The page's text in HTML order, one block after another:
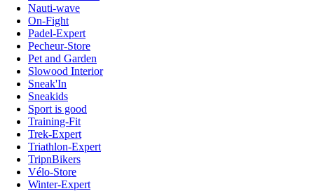
Nauti-wave
On-Fight
Padel-Expert
Pecheur-Store
Pet and Garden
Slowood Interior
Sneak'In
Sneakids
Sport is good
Training-Fit
Trek-Expert
Triathlon-Expert
TripnBikers
Vélo-Store
Winter-Expert